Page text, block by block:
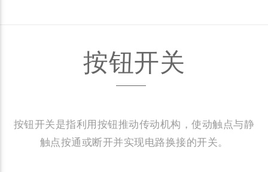
按钮开关
按钮开关是指利用按钮推动传动机构，使动触点与静
触点按通或断开并实现电路换接的开关。